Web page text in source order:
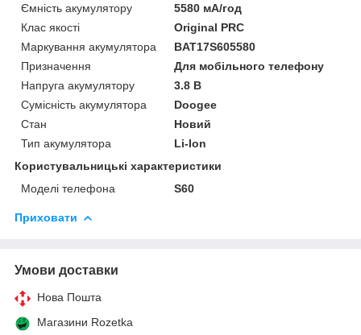
Ємність акумулятору
5580 мА/год
Клас якості
Original PRC
Маркування акумулятора
BAT17S605580
Призначення
Для мобільного телефону
Напруга акумулятору
3.8 В
Сумісність акумулятора
Doogee
Стан
Новий
Тип акумулятора
Li-Ion
Користувальницькі характеристики
Моделі телефона
S60
Приховати
Умови доставки
Нова Пошта
Магазини Rozetka